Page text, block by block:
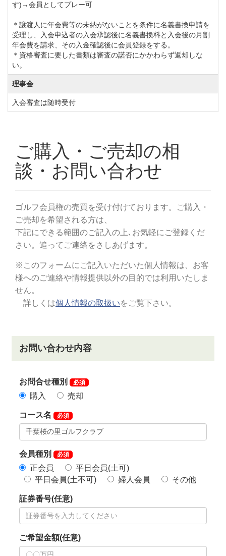
す)→会員としてプレー可
＊譲渡人に年会費等の未納がないことを条件に名義書換申請を
受理し、入会申込者の入会承認後に名義書換料と入会後の月割
年会費を請求、その入金確認後に会員登録をする。
＊資格審査に要した書類は審査の諾否にかかわらず返却しな
い。
理事会
入会審査は随時受付